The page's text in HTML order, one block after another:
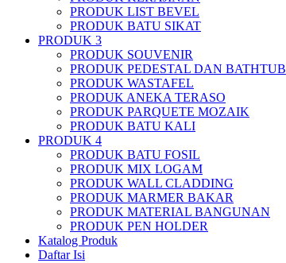
PRODUK LIST BEVEL
PRODUK BATU SIKAT
PRODUK 3
PRODUK SOUVENIR
PRODUK PEDESTAL DAN BATHTUB
PRODUK WASTAFEL
PRODUK ANEKA TERASO
PRODUK PARQUETE MOZAIK
PRODUK BATU KALI
PRODUK 4
PRODUK BATU FOSIL
PRODUK MIX LOGAM
PRODUK WALL CLADDING
PRODUK MARMER BAKAR
PRODUK MATERIAL BANGUNAN
PRODUK PEN HOLDER
Katalog Produk
Daftar Isi